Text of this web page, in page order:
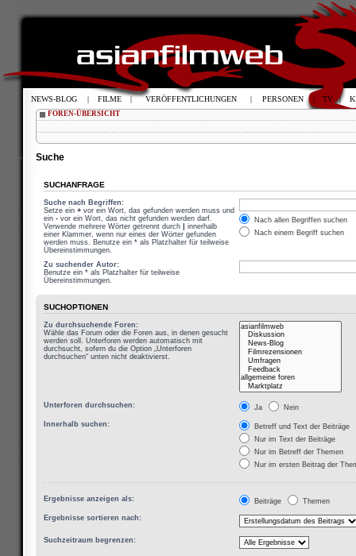
FOREN-ÜBERSICHT
Suche
SUCHANFRAGE
Suche nach Begriffen:
Setze ein + vor ein Wort, das gefunden werden muss und
ein - vor ein Wort, das nicht gefunden werden darf.
Verwende mehrere Wörter getrennt durch
innerhalb
einer Klammer, wenn nur eines der Wörter gefunden
werden muss. Benutze ein * als Platzhalter für teilweise
Übereinstimmungen.
Nach allen Begriffen suchen
Nach einem Begriff suchen
Zu suchender Autor:
Benutze ein * als Platzhalter für teilweise
Übereinstimmungen.
SUCHOPTIONEN
Zu durchsuchende Foren:
Wähle das Forum oder die Foren aus, in denen gesucht
werden soll. Unterforen werden automatisch mit
durchsucht, sofern du die Option „Unterforen
durchsuchen“ unten nicht deaktivierst.
Unterforen durchsuchen: Ja Nein
Innerhalb suchen:
Betreff und Text der Beiträge
Nur im Text der Beiträge
Nur im Betreff der Themen
Nur im ersten Beitrag der
Ergebnisse anzeigen als: Beiträge Themen
Ergebnisse sortieren nach:
Suchzeitraum begrenzen:
NEWS-BLOG | FILME | VERÖFFENTLICHUNGEN | PERSONEN | TV |